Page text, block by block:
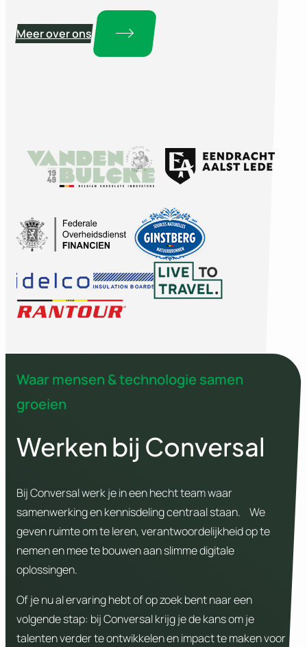
Meer over ons
Waar mensen & technologie samen
groeien
Werken bij Conversal
Bij Conversal werk je in een hecht team waar
samenwerking en kennisdeling centraal staan. We
geven ruimte om te leren, verantwoordelijkheid op te
nemen en mee te bouwen aan slimme digitale
oplossingen.
Of je nu al ervaring hebt of op zoek bent naar een
volgende stap: bij Conversal krijg je de kans om je
talenten verder te ontwikkelen en impact te maken voor